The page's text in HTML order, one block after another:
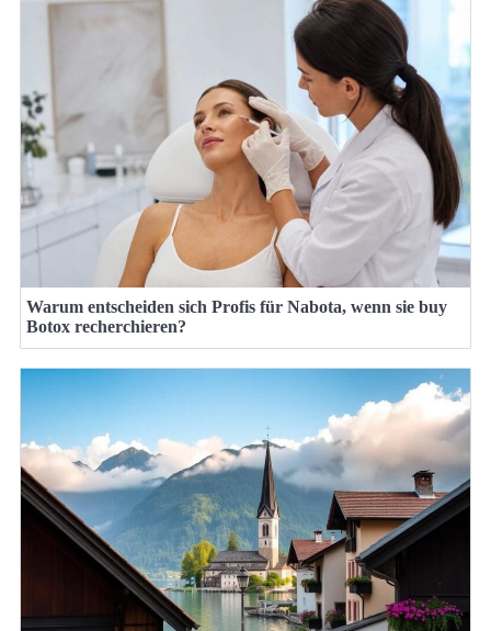
Warum entscheiden sich Profis für Nabota, wenn sie buy
Botox recherchieren?